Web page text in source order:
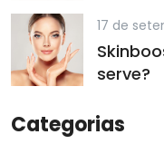
17 de
serve?
Categorias